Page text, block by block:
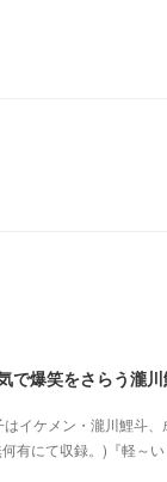
で爆笑をさらう瀧川
イケメン・瀧川鯉斗、
有にて収録。)『軽～